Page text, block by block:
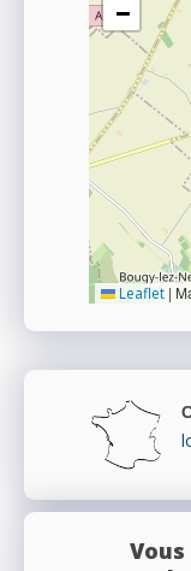
−
Leaflet |